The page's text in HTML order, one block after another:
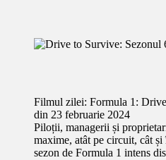
Filmul zilei: Formula 1 :
din 23 februarie 2024
Piloții, managerii și
maxime, atât pe circuit, cât
sezon de Formula 1 intens